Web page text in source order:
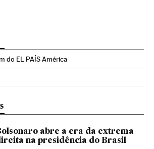
do EL PAÍS América
en Twitter
Brasil en Instagram
El País Brasil en Facebook
abre a era da extrema
na presidência do Brasil